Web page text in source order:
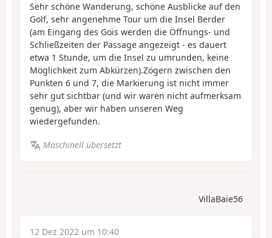
Sehr schöne Wanderung, schöne Ausblicke auf den
Golf, sehr angenehme Tour um die Insel Berder
(am Eingang des Gois werden die Öffnungs- und
Schließzeiten der Passage angezeigt - es dauert
etwa 1 Stunde, um die Insel zu umrunden, keine
Möglichkeit zum Abkürzen).Zögern zwischen den
Punkten 6 und 7, die Markierung ist nicht immer
sehr gut sichtbar (und wir waren nicht aufmerksam
genug), aber wir haben unseren Weg
wiedergefunden.
Maschinell übersetzt
VillaBaie56
12 Dez 2022 um 10:40